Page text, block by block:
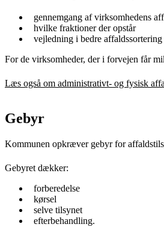
gennemgang af virksomhedens
hvilke fraktioner der opstår
vejledning i bedre affaldssortering
For de virksomheder, der i forvejen får
Læs også om administrativt- og fysisk
Gebyr
Kommunen opkræver gebyr for
Gebyret dækker:
forberedelse
kørsel
selve tilsynet
efterbehandling.